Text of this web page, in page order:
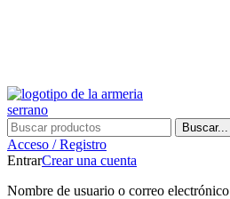
Buscar...
Acceso / Registro
EntrarCrear una cuenta
Nombre de usuario o correo electrónico